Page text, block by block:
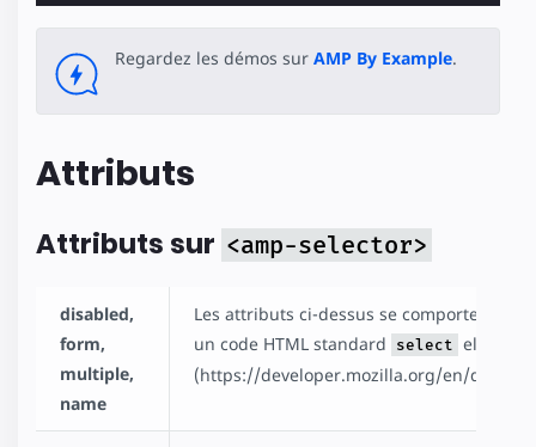
Regardez les démos sur AMP By Example.
Attributs
Attributs sur <amp-selector>
disabled,
form,
multiple,
name
Les attributs ci-dessus se comportent de
un code HTML standard
select element
(https://developer.mozilla.org/en/docs/